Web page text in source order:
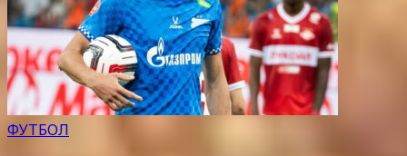
ФУТБОЛ